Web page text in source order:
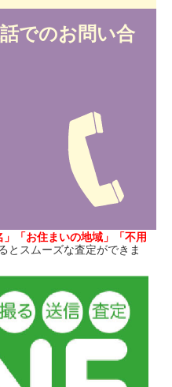
でのお問い合
「お住まいの地域」「不用
とスムーズな査定ができま